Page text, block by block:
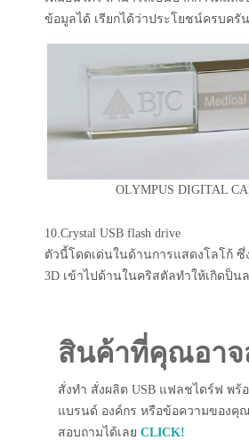
ข้อมูลได้ เรียกได้ว่าประโยชน์ครบครัน
OLYMPUS DIGITAL
10.Crystal USB flash drive
ตัวนี้โดดเด่นในด้านการแสดงโลโก้ ซึ่
3D เข้าไปด้านในคริสตัลทำให้เกิดป็น
สินค้าที่คุณอาจ
สั่งทำ สั่งผลิต USB แฟลชไดร์ฟ พร้
แบรนด์ องค์กร หรือข้อความของคุ
สอบถามได้เลย CLICK!